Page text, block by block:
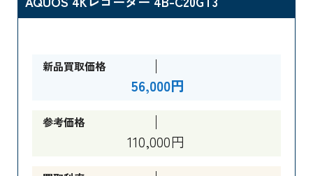
新品買取価格
56,000円
参考価格
110,000円